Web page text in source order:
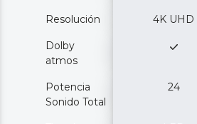
Resolución 4K UHD
Dolby
atmos
Potencia
Sonido Total
24